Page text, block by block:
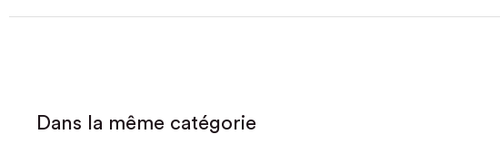
Dans la même catégorie